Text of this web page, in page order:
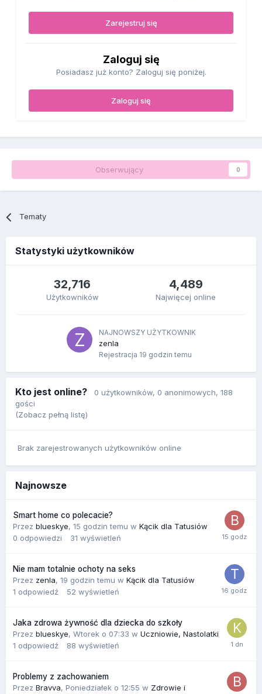
Zarejestruj się
Zaloguj się
Posiadasz już konto? Zaloguj się poniżej.
Zaloguj się
Obserwujący 0
Tematy
Statystyki użytkowników
32,716
Użytkowników
4,489
Najwięcej online
NAJNOWSZY UŻYTKOWNIK
zenla
Rejestracja 19 godzin temu
Kto jest online? 0 użytkowników, 0 anonimowych, 188
gości
(Zobacz pełną listę)
Brak zarejestrowanych użytkowników online
Najnowsze
Smart home co polecacie?
Przez blueskye, 15 godzin temu w Kącik dla Tatusiów
0 odpowiedzi 31 wyświetleń
Nie mam totalnie ochoty na seks
Przez zenla, 19 godzin temu w Kącik dla Tatusiów
1 odpowiedź 52 wyświetleń
Jaka zdrowa żywność dla dziecka do szkoły
Przez blueskye, Wtorek o 07:33 w Uczniowie, Nastolatki
1 odpowiedź 88 wyświetleń
Problemy z zachowaniem
Przez Bravva, Poniedziałek o 12:55 w Zdrowie i